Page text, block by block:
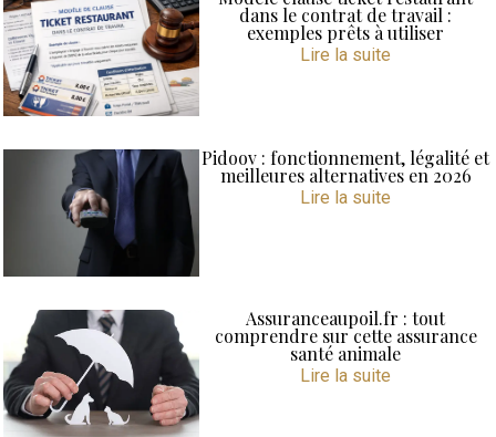
dans le contrat de travail :
exemples prêts à utiliser
Lire la suite
Pidoov : fonctionnement, légalité et
meilleures alternatives en 2026
Lire la suite
Assuranceaupoil.fr : tout
comprendre sur cette assurance
santé animale
Lire la suite